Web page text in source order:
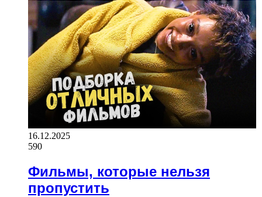
16.12.2025
590
Фильмы, которые нельзя
пропустить